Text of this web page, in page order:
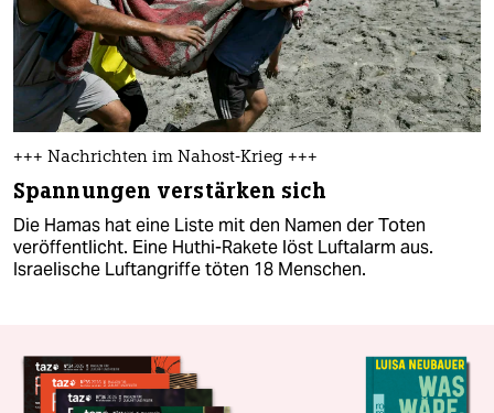
+++ Nachrichten im Nahost-Krieg +++
Spannungen verstärken sich
Die Hamas hat eine Liste mit den Namen der Toten
veröffentlicht. Eine Huthi-Rakete löst Luftalarm aus.
Israelische Luftangriffe töten 18 Menschen.